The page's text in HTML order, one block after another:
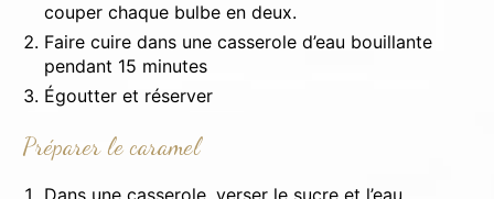
couper chaque bulbe en deux.
Faire cuire dans une casserole d’eau bouillante
pendant 15 minutes
Égoutter et réserver
Préparer le caramel
Dans une casserole, verser le sucre et l’eau